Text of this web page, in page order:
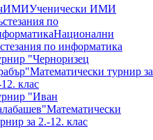
Ученически ИМИ
по
Национални
по информатика
"Черноризец
Математически турнир за
клас
"Иван
Математически
за 2.-12. клас